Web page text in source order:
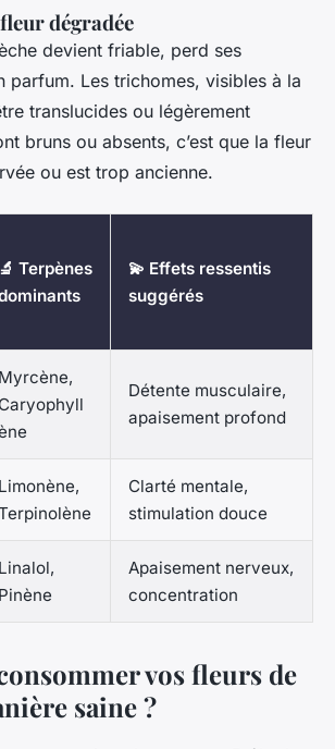
dégradée
devient friable, perd ses
parfum. Les trichomes, visibles à la
translucides ou légèrement
bruns ou absents, c’est que la fleur
ou est trop ancienne.
🔬 Terpènes
💫 Effets ressentis
suggérés
Myrcène,
Caryophyll
Détente musculaire,
apaisement profond
Limonène,
Clarté mentale,
stimulation douce
Linalol,
Pinène
Apaisement nerveux,
concentration
vos fleurs de
saine ?